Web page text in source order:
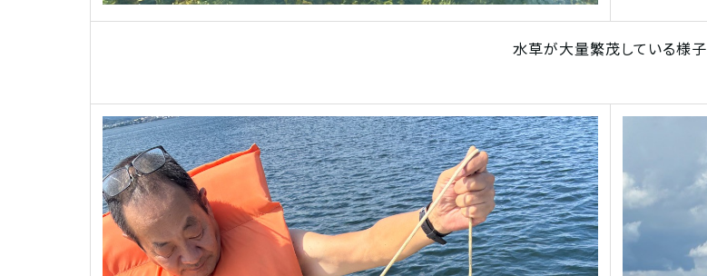
水草が大量繁茂している様子